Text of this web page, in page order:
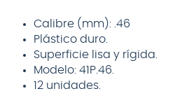
Calibre (mm): .46
Plástico duro.
Superficie lisa y rígida.
Modelo: 41P.46.
12 unidades.